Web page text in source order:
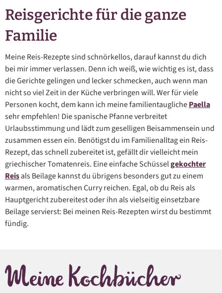
Reisgerichte für die ganze
Familie
Meine Reis-Rezepte sind schnörkellos, darauf kannst du dich
bei mir immer verlassen. Denn ich weiß, wie wichtig es ist, dass
die Gerichte gelingen und lecker schmecken, auch wenn man
nicht so viel Zeit in der Küche verbringen will. Wer für viele
Personen kocht, dem kann ich meine familientauglichePaella
sehr empfehlen! Die spanische Pfanne verbreitet
Urlaubsstimmung und lädt zum geselligen Beisammensein und
zusammen essen ein. Benötigst du im Familienalltag ein Reis-
Rezept, das schnell zubereitet ist, gefällt dir vielleicht mein
griechischer Tomatenreis. Eine einfache Schüsselgekochter
Reisals Beilage kannst du übrigens besonders gut zu einem
warmen, aromatischen Curry reichen. Egal, ob du Reis als
Hauptgericht zubereitest oder ihn als vielseitig einsetzbare
Beilage servierst: Bei meinen Reis-Rezepten wirst du bestimmt
fündig.